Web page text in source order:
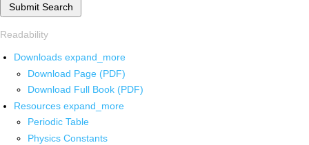
Submit Search
Readability
Downloads expand_more
Download Page (PDF)
Download Full Book (PDF)
Resources expand_more
Periodic Table
Physics Constants